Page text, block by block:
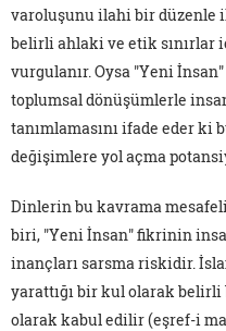
varoluşunu ilahi bir düzenle
belirli ahlaki ve etik sınırlar
vurgulanır. Oysa "Yeni
toplumsal dönüşümlerle
tanımlamasını ifade eder ki
değişimlere yol açma
Dinlerin bu kavrama
biri, "Yeni İnsan" fikrinin
inançları sarsma riskidir.
yarattığı bir kul olarak
olarak kabul edilir (eşref-i